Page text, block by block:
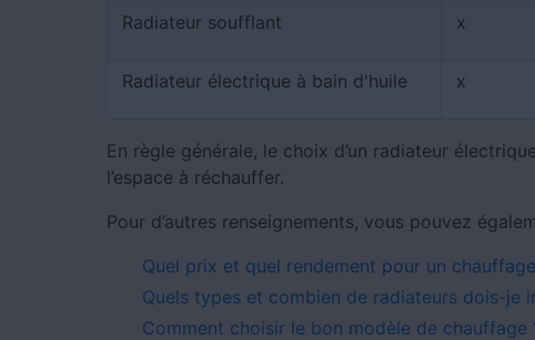
Radiateur soufflant x
Radiateur électrique à bain d'huile x
En règle générale, le choix d’un radiateur
l’espace à réchauffer.
Pour d’autres renseignements, vous pouvez
Quel prix et quel rendement pour un
Quels types et combien de radiateurs dois-je
Comment choisir le bon modèle de chauffage